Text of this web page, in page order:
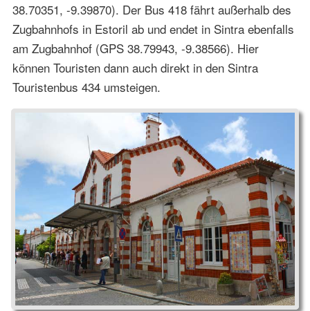
38.70351, -9.39870). Der Bus 418 fährt außerhalb des
Zugbahnhofs in Estoril ab und endet in Sintra ebenfalls
am Zugbahnhof (GPS 38.79943, -9.38566). Hier
können Touristen dann auch direkt in den Sintra
Touristenbus 434 umsteigen.